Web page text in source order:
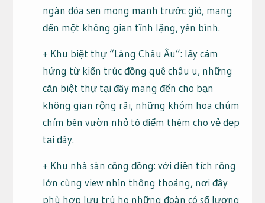
ngàn đóa sen mong manh trước gió, mang
đến một không gian tĩnh lặng, yên bình.
+ Khu biệt thự “Làng Châu Âu”: lấy cảm
hứng từ kiến trúc đồng quê châu u, những
căn biệt thự tại đây mang đến cho bạn
không gian rộng rãi, những khóm hoa chúm
chím bên vườn nhỏ tô điểm thêm cho vẻ đẹp
tại đây.
+ Khu nhà sàn cộng đồng: với diện tích rộng
lớn cùng view nhìn thông thoáng, nơi đây
phù hợp lưu trú ho những đoàn có số lượng